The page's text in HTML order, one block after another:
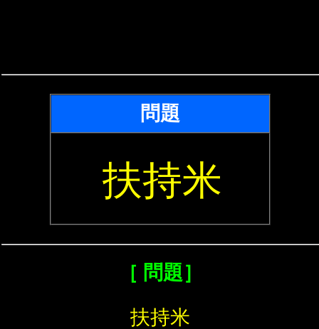
問題
扶持米
［ 問題］
扶持米